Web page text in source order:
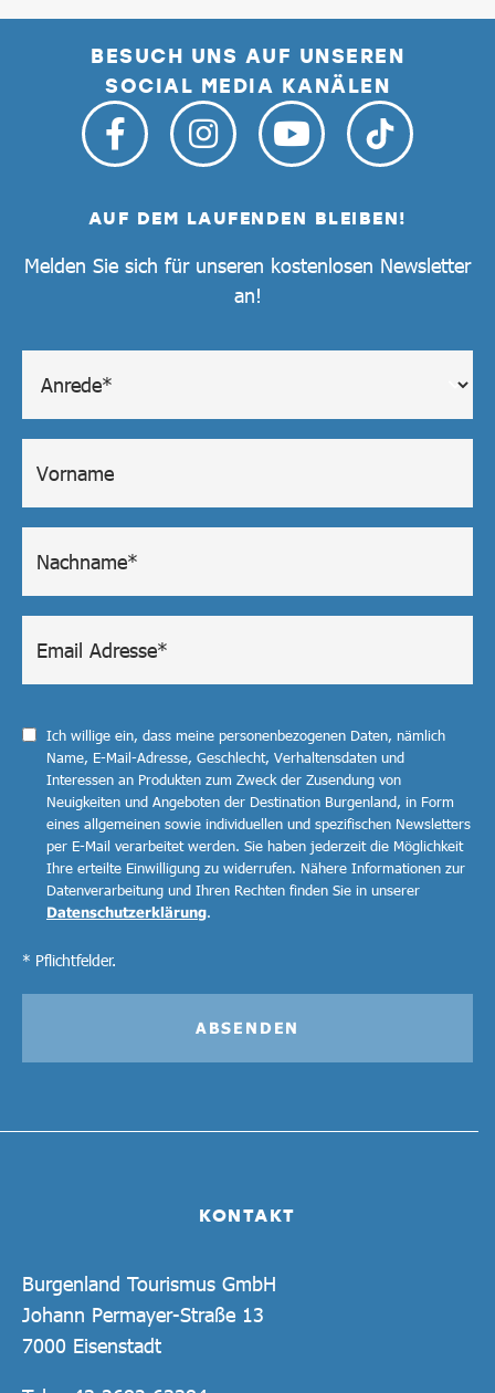
BESUCH UNS AUF UNSEREN
SOCIAL MEDIA KANÄLEN
KONTAKT
Burgenland Tourismus GmbH
Johann Permayer-Straße 13
7000 Eisenstadt
AUF DEM LAUFENDEN BLEIBEN!
Melden Sie sich für unseren kostenlosen Newsletter
an!
Ich willige ein, dass meine personenbezogenen Daten, nämlich
Name, E-Mail-Adresse, Geschlecht, Verhaltensdaten und
Interessen an Produkten zum Zweck der Zusendung von
Neuigkeiten und Angeboten der Destination Burgenland, in Form
eines allgemeinen sowie individuellen und spezifischen Newsletters
per E-Mail verarbeitet werden. Sie haben jederzeit die Möglichkeit
Ihre erteilte Einwilligung zu widerrufen. Nähere Informationen zur
Datenverarbeitung und Ihren Rechten finden Sie in unserer
Datenschutzerklärung.
* Pflichtfelder.
ABSENDEN